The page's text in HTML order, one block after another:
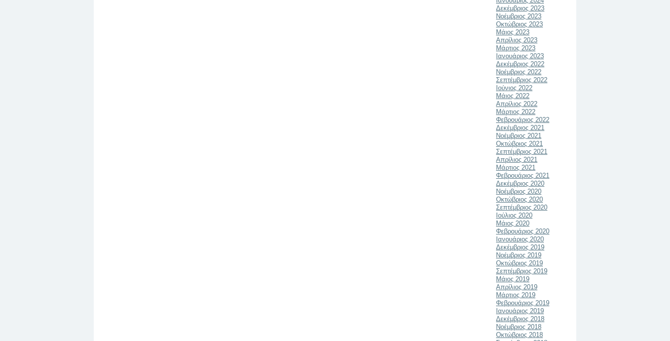
Δεκέμβριος 2023
Νοέμβριος 2023
Οκτώβριος 2023
Μάιος 2023
Απρίλιος 2023
Μάρτιος 2023
Ιανουάριος 2023
Δεκέμβριος 2022
Νοέμβριος 2022
Σεπτέμβριος 2022
Ιούνιος 2022
Μάιος 2022
Απρίλιος 2022
Μάρτιος 2022
Φεβρουάριος 2022
Δεκέμβριος 2021
Νοέμβριος 2021
Οκτώβριος 2021
Σεπτέμβριος 2021
Απρίλιος 2021
Μάρτιος 2021
Φεβρουάριος 2021
Δεκέμβριος 2020
Νοέμβριος 2020
Οκτώβριος 2020
Σεπτέμβριος 2020
Ιούλιος 2020
Μάιος 2020
Φεβρουάριος 2020
Ιανουάριος 2020
Δεκέμβριος 2019
Νοέμβριος 2019
Οκτώβριος 2019
Σεπτέμβριος 2019
Μάιος 2019
Απρίλιος 2019
Μάρτιος 2019
Φεβρουάριος 2019
Ιανουάριος 2019
Δεκέμβριος 2018
Νοέμβριος 2018
Οκτώβριος 2018